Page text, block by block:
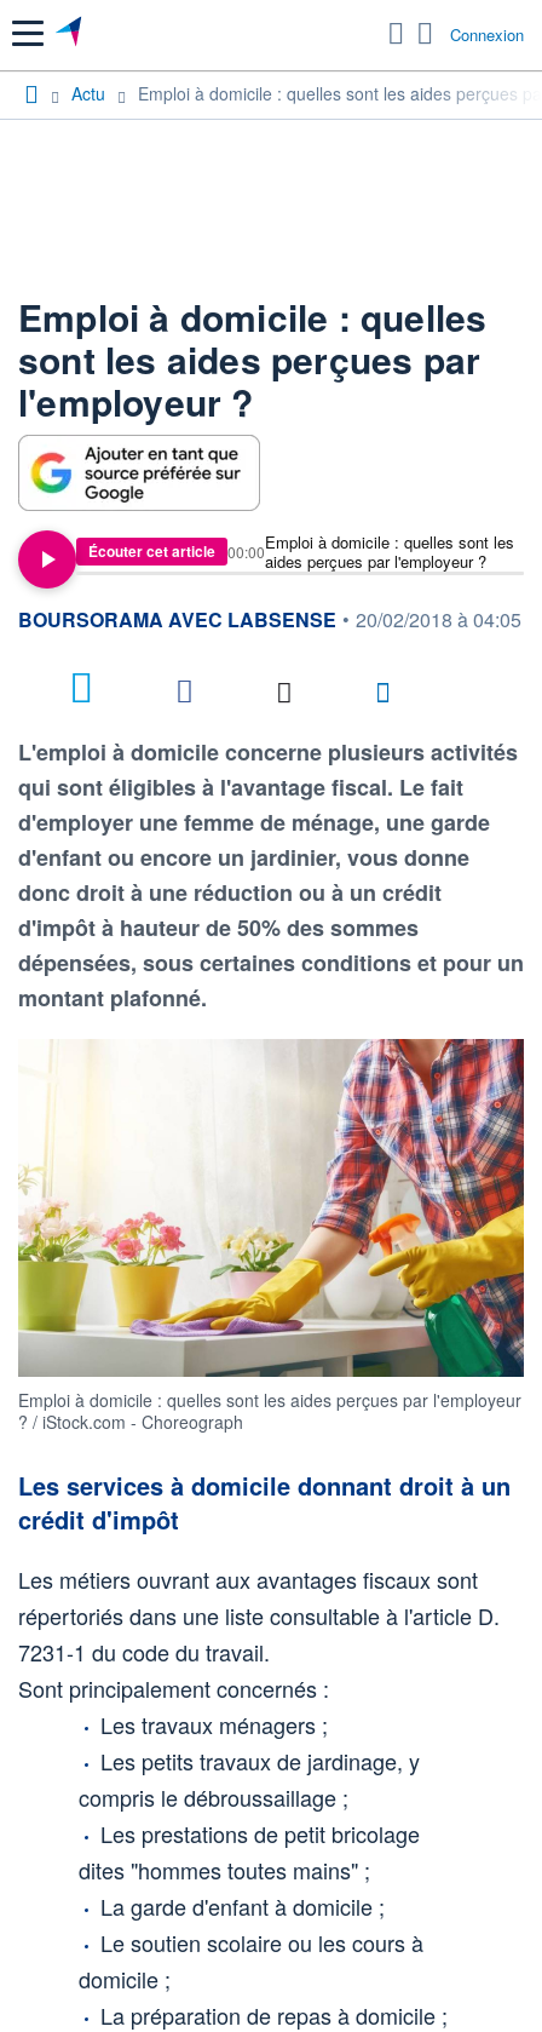
Menu Connexion
Actu Emploi à domicile : quelles sont les aides perçues
Emploi à domicile : quelles
sont les aides perçues par
l'employeur ?
Écouter cet article
Emploi à domicile : quelles sont les
aides perçues par l'employeur ?
00:00
information fournie par
BOURSORAMA AVEC LABSENSE • 20/02/2018 à 04:05
L'emploi à domicile concerne plusieurs activités
qui sont éligibles à l'avantage fiscal. Le fait
d'employer une femme de ménage, une garde
d'enfant ou encore un jardinier, vous donne
donc droit à une réduction ou à un crédit
d'impôt à hauteur de 50% des sommes
dépensées, sous certaines conditions et pour un
montant plafonné.
Emploi à domicile : quelles sont les aides perçues par l'employeur
? / iStock.com - Choreograph
Les services à domicile donnant droit à un
crédit d'impôt
Les métiers ouvrant aux avantages fiscaux sont
répertoriés dans une liste consultable à l'article D.
7231-1 du code du travail.
Sont principalement concernés :
Les travaux ménagers ;
Les petits travaux de jardinage, y
compris le débroussaillage ;
Les prestations de petit bricolage
dites "hommes toutes mains" ;
La garde d'enfant à domicile ;
Le soutien scolaire ou les cours à
domicile ;
La préparation de repas à domicile ;